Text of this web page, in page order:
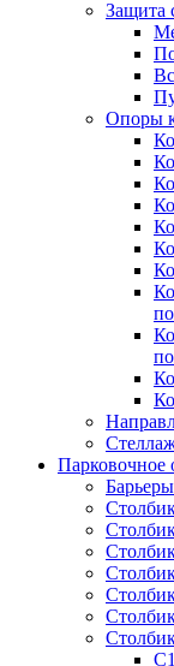
Защита
Опоры
Парковочное
С1